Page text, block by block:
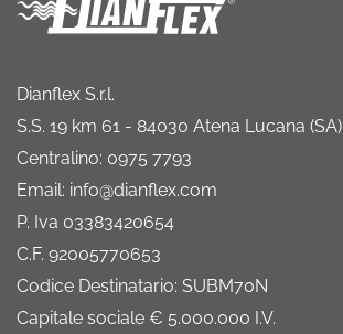
Dianflex S.r.l.
S.S. 19 km 61 - 84030 Atena Lucana (SA)
Centralino: 0975 7793
Email: info@dianflex.com
P. Iva 03383420654
C.F. 92005770653
Codice Destinatario: SUBM70N
Capitale sociale € 5.000.000 I.V.